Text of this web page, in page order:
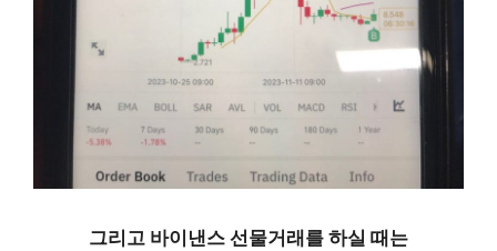
그리고 바이낸스 선물거래를 하실 때는